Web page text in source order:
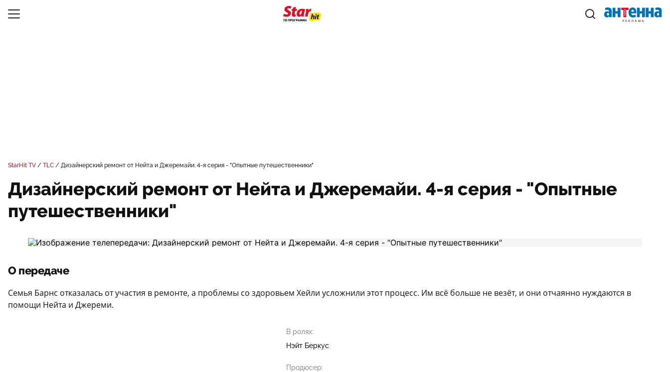
StarHit TV TLC Дизайнерский ремонт от Нейта и Джеремайи. 4-я серия - "Опытные путешественники"
Дизайнерский ремонт от Нейта и Джеремайи. 4-я серия - "Опытные
путешественники"
О передаче
Семья Барнс отказалась от участия в ремонте, а проблемы со здоровьем Хейли усложнили этот процесс. Им всё больше не везёт, и они отчаянно нуждаются в
помощи Нейта и Джереми.
В ролях:
Нэйт Беркус
Продюсер: